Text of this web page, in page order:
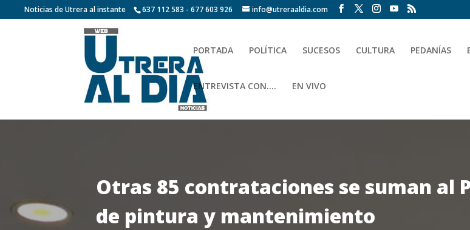
Noticias de Utrera al instante 637 112 583 - 677 603 926 info@utreraaldia.com
PORTADA POLÍTICA SUCESOS CULTURA PEDANÍAS
ENTREVISTA CON…. EN VIVO
Otras 85 contrataciones se suman al
de pintura y mantenimiento